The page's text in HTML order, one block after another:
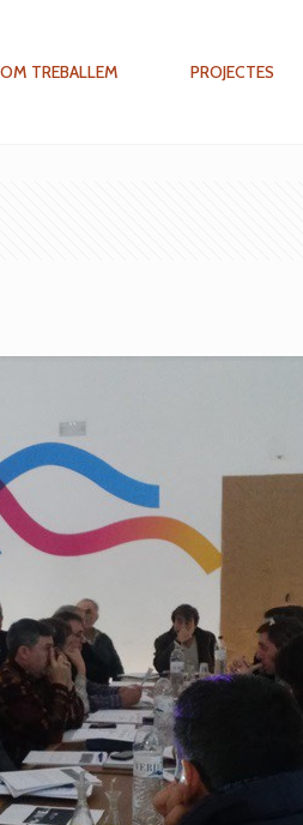
TREBALLEM PROJECTES